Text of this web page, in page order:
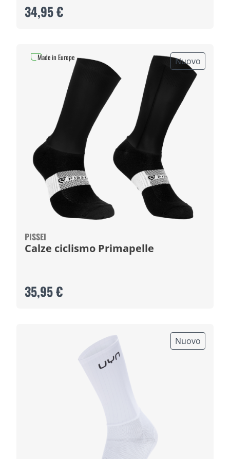
34,95 €
Nuovo
PISSEI
Calze ciclismo Primapelle
35,95 €
Made in Europe
Nuovo